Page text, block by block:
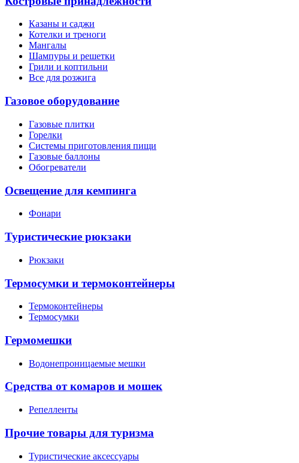
Казаны и саджи
Котелки и треноги
Мангалы
Шампуры и решетки
Грили и коптильни
Все для розжига
Газовое оборудование
Газовые плитки
Горелки
Системы приготовления пищи
Газовые баллоны
Обогреватели
Освещение для кемпинга
Фонари
Туристические рюкзаки
Рюкзаки
Термосумки и термоконтейнеры
Термоконтейнеры
Термосумки
Гермомешки
Водонепроницаемые мешки
Средства от комаров и мошек
Репелленты
Прочие товары для туризма
Туристические аксессуары